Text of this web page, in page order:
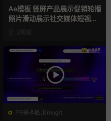
卡通模板
Ae模板 竖屏产品展示促销轮播
照片滑动展示社交媒体短视频
片头2周前
PR基本图形mogrt